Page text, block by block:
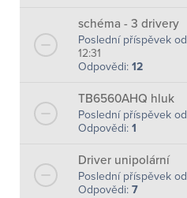
schéma - 3 drivery
Poslední příspěvek od
12:31
Odpovědi: 12
TB6560AHQ hluk
Poslední příspěvek od
Odpovědi: 1
Driver unipolární
Poslední příspěvek od
Odpovědi: 7